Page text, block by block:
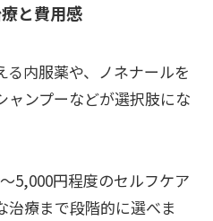
と費用感
内服薬や、ノネナールを
ンプーなどが選択肢にな
5,000円程度のセルフケア
療まで段階的に選べま